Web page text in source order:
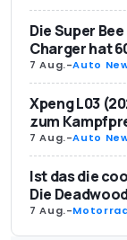
Die Super
Charger hat
7 Aug.-Auto
Xpeng L03
zum
7 Aug.-Auto
Ist das die
Die
7 Aug.-